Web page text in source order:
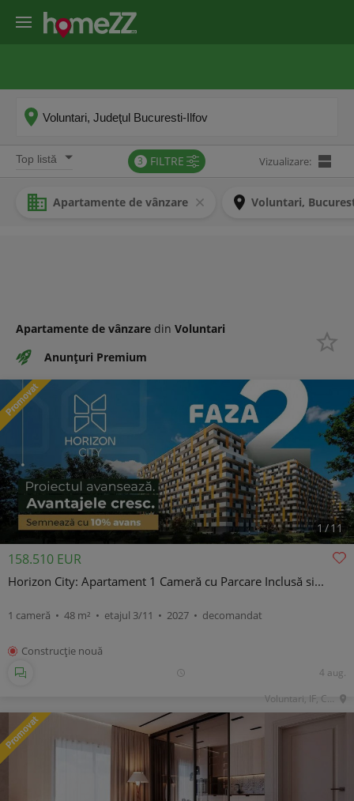
3 FILTRE Vizualizare:
Apartamente de vânzare Voluntari,
Apartamente de vânzare dinVoluntari
Anunţuri Premium
1 /11
158.510 EUR
Horizon City: Apartament 1 Cameră cu Parcare Inclusă si...
1 cameră • 48 m² • etajul 3/11 • 2027 • decomandat
Construcţie nouă
4 aug.
Voluntari, IF, Central